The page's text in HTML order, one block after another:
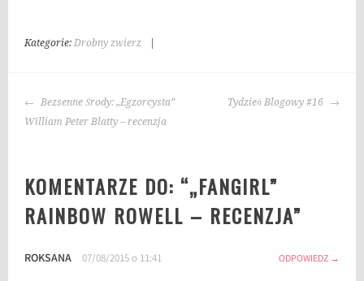
Kategorie:Drobny zwierz
i
:
n
NAWIGACJA
WPISU
Bezsenne Środy: „Egzorcysta”
William Peter Blatty – recenzja
Tydzień Blogowy #16
KOMENTARZE DO: “„FANGIRL”
RAINBOW ROWELL – RECENZJA”
ROKSANA 07/08/2015 o 11:41 ODPOWIEDZ